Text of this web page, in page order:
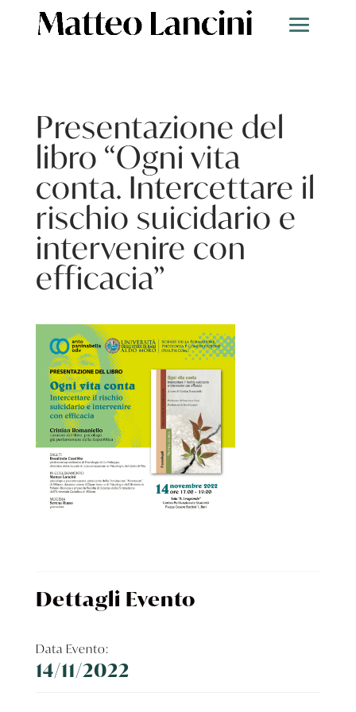
Presentazione del
libro “Ogni vita
conta. Intercettare il
rischio suicidario e
intervenire con
efficacia”
Dettagli Evento
Data Evento:
14/11/2022